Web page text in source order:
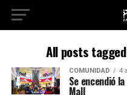
All posts
COMUNIDAD 4
Se encendió
Mall